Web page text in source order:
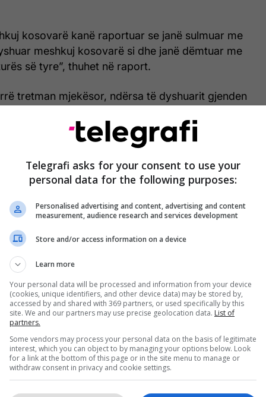
kosovarë kanë raportuar se janë sulmuar me
meshkuj kosovarë si dhe janë dëmtuar me
së tyre”, thuhet në raport.
tretman mjekësor, ndërsa të dyshuarit gjenden
Telegrafi asks for your consent to use your
personal data for the following purposes:
Personalised advertising and content, advertising and content
measurement, audience research and services development
Store and/or access information on a device
Learn more
Your personal data will be processed and information from your device
(cookies, unique identifiers, and other device data) may be stored by,
accessed by and shared with 369 partners, or used specifically by this
site. We and our partners may use precise geolocation data. List of
partners.
Some vendors may process your personal data on the basis of legitimate
interest, which you can object to by managing your options below. Look
for a link at the bottom of this page or in the site menu to manage or
withdraw consent in privacy and cookie settings.